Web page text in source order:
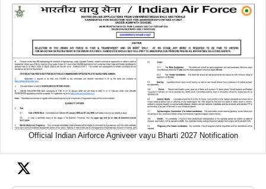
Official Indian Airforce Agniveer vayu Bharti 2027 Notification